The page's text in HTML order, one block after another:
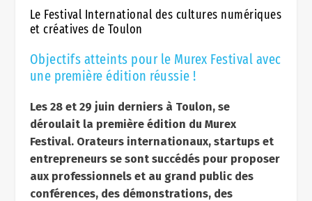
Le Festival International des cultures numériques
et créatives de Toulon
Objectifs atteints pour le Murex Festival avec
une première édition réussie !
Les 28 et 29 juin derniers à Toulon, se
déroulait la première édition du Murex
Festival. Orateurs internationaux, startups et
entrepreneurs se sont succédés pour proposer
aux professionnels et au grand public des
conférences, des démonstrations, des